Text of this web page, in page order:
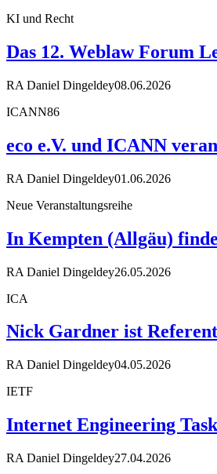
KI und Recht
Das 12. Weblaw Forum
RA Daniel Dingeldey08.06.2026
ICANN86
eco e.V. und ICANN
RA Daniel Dingeldey01.06.2026
Neue Veranstaltungsreihe
In Kempten (Allgäu)
RA Daniel Dingeldey26.05.2026
ICA
Nick Gardner ist
RA Daniel Dingeldey04.05.2026
IETF
Internet Engineering
RA Daniel Dingeldey27.04.2026